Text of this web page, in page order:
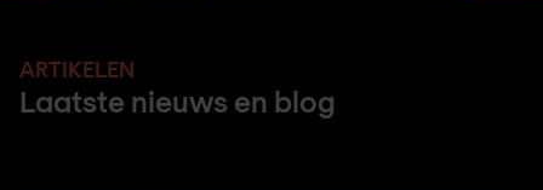
ARTIKELEN
Laatste nieuws en blog